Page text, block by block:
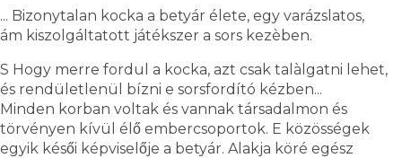
... Bizonytalan kocka a betyár élete, egy varázslatos,
ám kiszolgáltatott játékszer a sors kezèben.
S Hogy merre fordul a kocka, azt csak talàlgatni lehet,
és rendületlenül bízni e sorsfordító kézben...
Minden korban voltak és vannak társadalmon és
törvényen kívül élő embercsoportok. E közösségek
egyik késői képviselője a betyár. Alakja köré egész